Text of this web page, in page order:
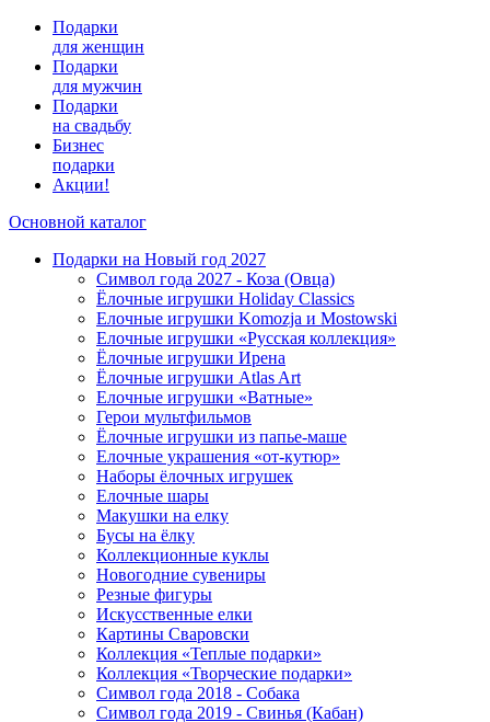
Подарки
для женщин
Подарки
для мужчин
Подарки
на свадьбу
Бизнес
подарки
Акции!
Основной каталог
Подарки на Новый год 2027
Символ года 2027 - Коза (Овца)
Ёлочные игрушки Holiday Classics
Елочные игрушки Komozja и Mostowski
Елочные игрушки «Русская коллекция»
Ёлочные игрушки Ирена
Ёлочные игрушки Atlas Art
Елочные игрушки «Ватные»
Герои мультфильмов
Ёлочные игрушки из папье-маше
Елочные украшения «от-кутюр»
Наборы ёлочных игрушек
Елочные шары
Макушки на елку
Бусы на ёлку
Коллекционные куклы
Новогодние сувениры
Резные фигуры
Искусственные елки
Картины Сваровски
Коллекция «Теплые подарки»
Коллекция «Творческие подарки»
Символ года 2018 - Собака
Символ года 2019 - Свинья (Кабан)